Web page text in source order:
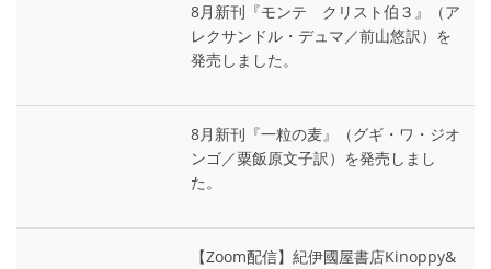
8月新刊『モンテ゠クリスト伯３』（ア
レクサンドル・デュマ／前山悠訳）を
発売しました。
8月新刊『一粒の麦』（グギ・ワ・ジオ
ンゴ／粟飯原文子訳）を発売しまし
た。
【Zoom配信】紀伊國屋書店Kinoppy&